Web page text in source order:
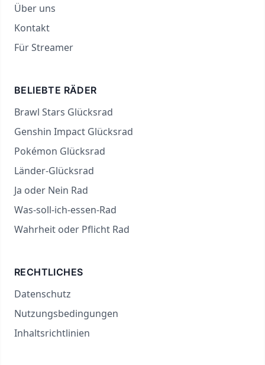
Über uns
Kontakt
Für Streamer
BELIEBTE RÄDER
Brawl Stars Glücksrad
Genshin Impact Glücksrad
Pokémon Glücksrad
Länder-Glücksrad
Ja oder Nein Rad
Was-soll-ich-essen-Rad
Wahrheit oder Pflicht Rad
RECHTLICHES
Datenschutz
Nutzungsbedingungen
Inhaltsrichtlinien